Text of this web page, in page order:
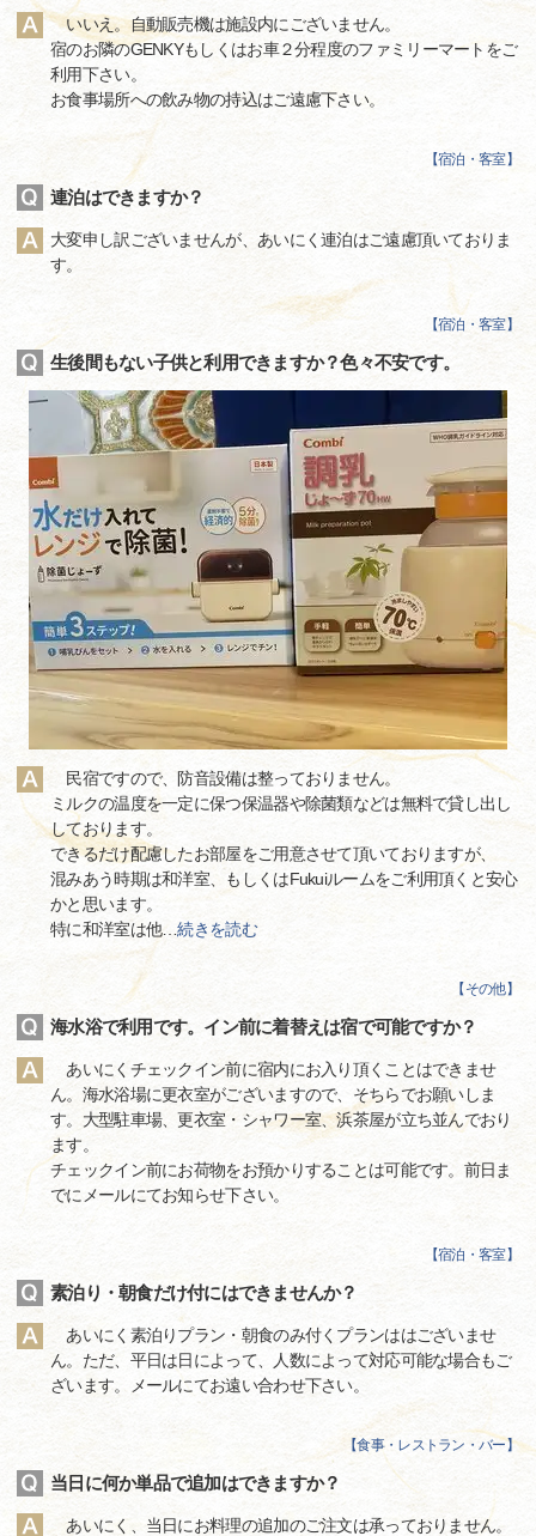
いいえ。自動販売機は施設内にございません。
宿のお隣のGENKYもしくはお車２分程度のファミリーマートをご
利用下さい。
お食事場所への飲み物の持込はご遠慮下さい。
【宿泊・客室】
連泊はできますか？
大変申し訳ございませんが、あいにく連泊はご遠慮頂いておりま
す。
【宿泊・客室】
生後間もない子供と利用できますか？色々不安です。
民宿ですので、防音設備は整っておりません。
ミルクの温度を一定に保つ保温器や除菌類などは無料で貸し出し
しております。
できるだけ配慮したお部屋をご用意させて頂いておりますが、
混みあう時期は和洋室、もしくはFukuiルームをご利用頂くと安心
かと思います。
特に和洋室は他…続きを読む
【その他】
海水浴で利用です。イン前に着替えは宿で可能ですか？
あいにくチェックイン前に宿内にお入り頂くことはできませ
ん。海水浴場に更衣室がございますので、そちらでお願いしま
す。大型駐車場、更衣室・シャワー室、浜茶屋が立ち並んでおり
ます。
チェックイン前にお荷物をお預かりすることは可能です。前日ま
でにメールにてお知らせ下さい。
【宿泊・客室】
素泊り・朝食だけ付にはできませんか？
あいにく素泊りプラン・朝食のみ付くプランははございませ
ん。ただ、平日は日によって、人数によって対応可能な場合もご
ざいます。メールにてお遠い合わせ下さい。
【食事・レストラン・バー】
当日に何か単品で追加はできますか？
あいにく、当日にお料理の追加のご注文は承っておりません。